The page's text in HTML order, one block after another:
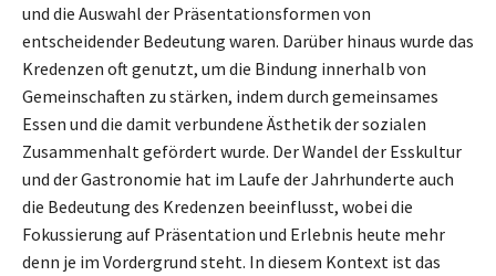
und die Auswahl der Präsentationsformen von
entscheidender Bedeutung waren. Darüber hinaus wurde das
Kredenzen oft genutzt, um die Bindung innerhalb von
Gemeinschaften zu stärken, indem durch gemeinsames
Essen und die damit verbundene Ästhetik der sozialen
Zusammenhalt gefördert wurde. Der Wandel der Esskultur
und der Gastronomie hat im Laufe der Jahrhunderte auch
die Bedeutung des Kredenzen beeinflusst, wobei die
Fokussierung auf Präsentation und Erlebnis heute mehr
denn je im Vordergrund steht. In diesem Kontext ist das